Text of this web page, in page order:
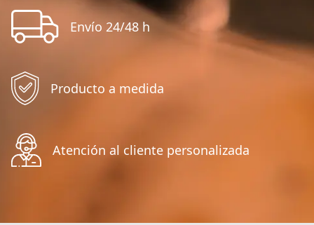
Envío 24/48 h
Producto a medida
Atención al cliente personalizada